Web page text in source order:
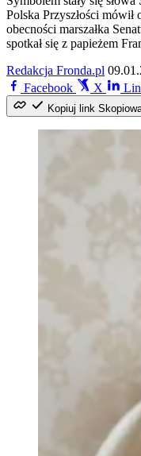
Polska Przyszłości
obecności marszałka
spotkał się z papieżem
Redakcja Fronda.pl
Facebook
X
Kopiuj link